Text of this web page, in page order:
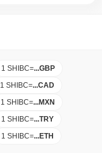
1 SHIBC=...GBP
1 SHIBC=...CAD
1 SHIBC=...MXN
1 SHIBC=...TRY
1 SHIBC=...ETH